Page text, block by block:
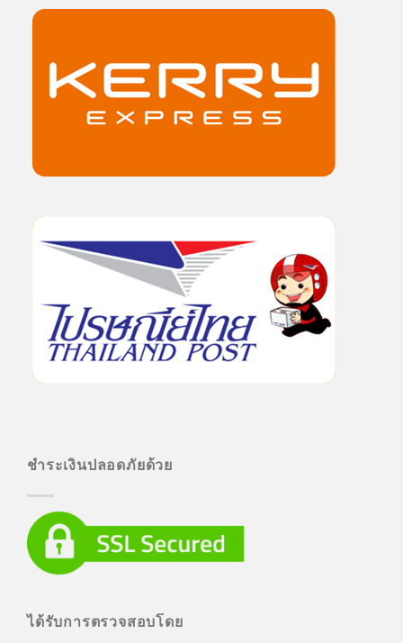
ชำระเงินปลอดภัยด้วย
ได้รับการตรวจสอบโดย